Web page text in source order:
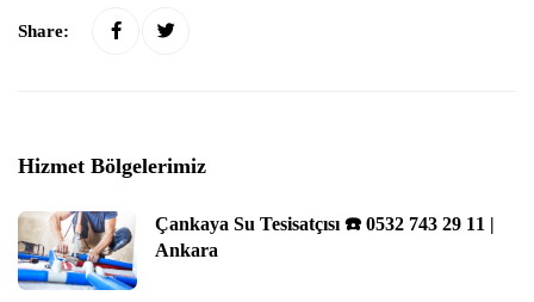
Share:
Hizmet Bölgelerimiz
Çankaya Su Tesisatçısı ☎️ 0532 743 29 11 |
Ankara